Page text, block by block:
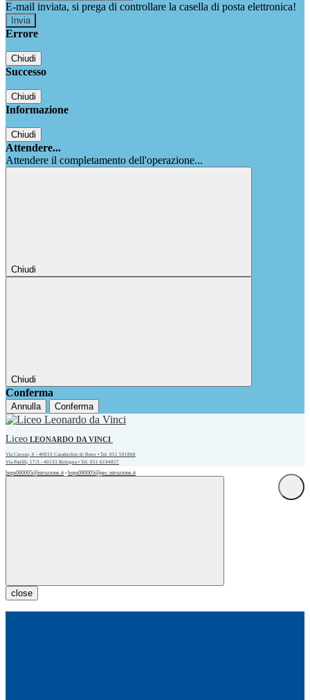
E-mail inviata, si prega di controllare la casella di posta elettronica!
Errore
Chiudi
Successo
Chiudi
Informazione
Chiudi
Attendere...
Attendere il completamento dell'operazione...
Chiudi
Chiudi
Conferma
Annulla Conferma
Liceo LEONARDO DA VINCI
Via Cavour, 6 - 40033 Casalecchio di Reno • Tel. 051 591868
Via Panfili, 17/3 - 40133 Bologna • Tel. 051 6194857
bops080005@istruzione.it • bops080005@pec.istruzione.it
close